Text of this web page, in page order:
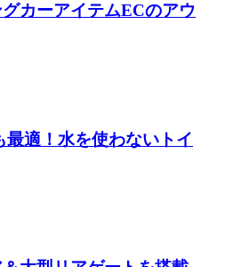
カーアイテムECのアウ
最適！水を使わないトイ